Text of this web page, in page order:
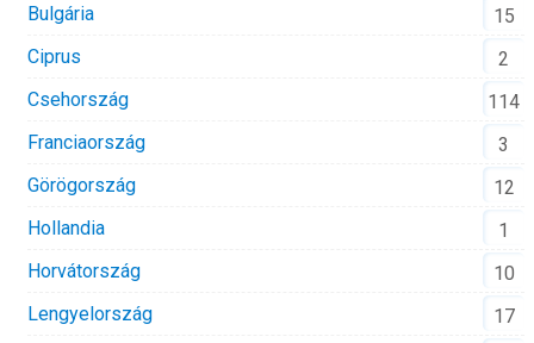
Bulgária
15
Ciprus
2
Csehország
114
Franciaország
3
Görögország
12
Hollandia
1
Horvátország
10
Lengyelország
17